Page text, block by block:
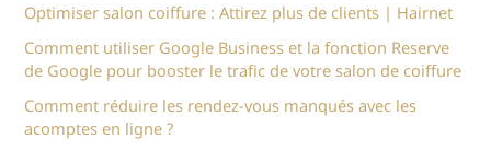
Optimiser salon coiffure : Attirez plus de clients | Hairnet
Comment utiliser Google Business et la fonction Reserve
de Google pour booster le trafic de votre salon de coiffure
Comment réduire les rendez-vous manqués avec les
acomptes en ligne ?